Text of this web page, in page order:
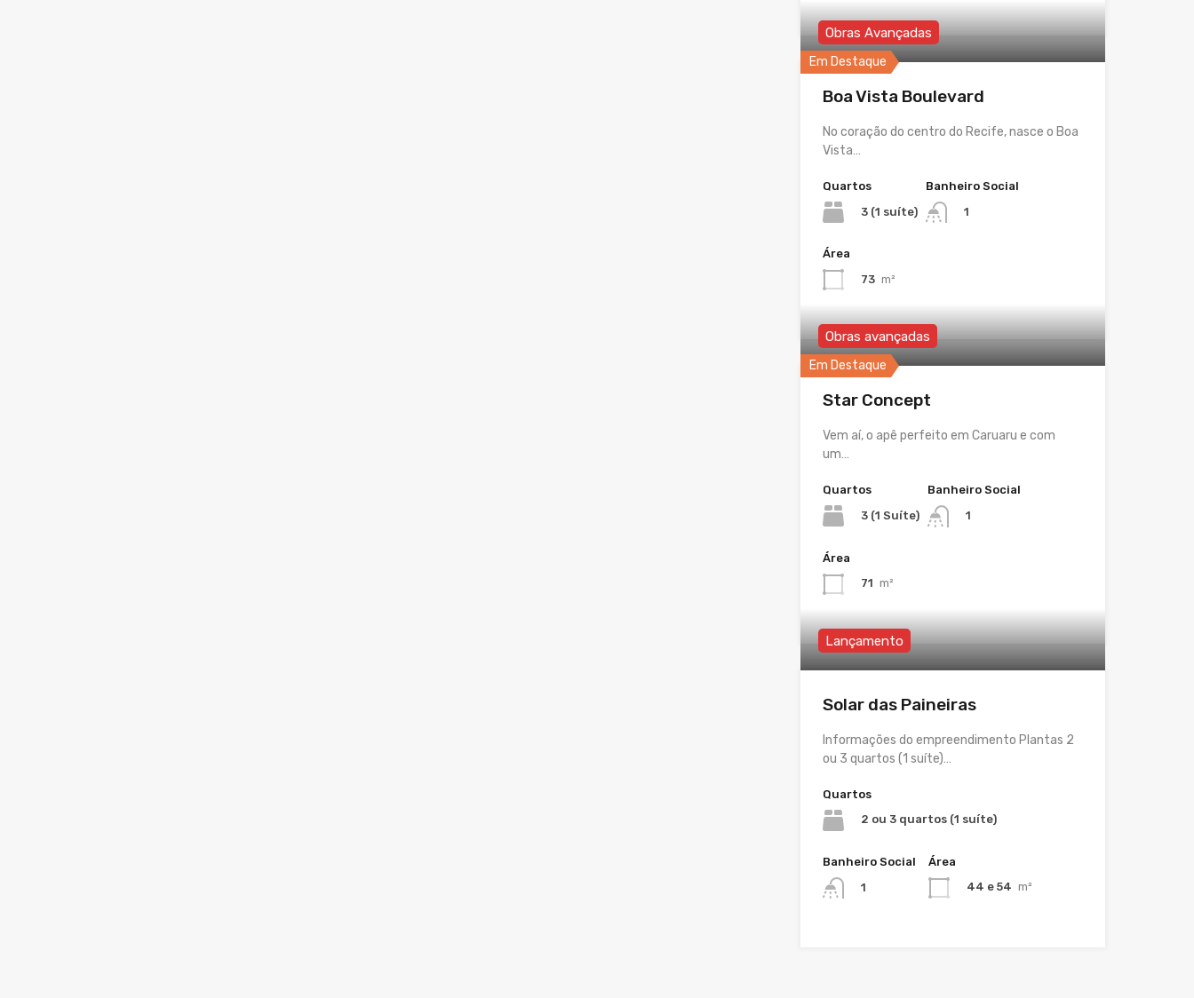
Em Destaque
Obras Avançadas
Boa Vista Boulevard
No coração do centro do Recife, nasce o Boa
Vista…
Quartos
3 (1 suíte)
Banheiro Social
1
Área
73 m²
Em Destaque
Obras avançadas
Star Concept
Vem aí, o apê perfeito em Caruaru e com
um…
Quartos
3 (1 Suíte)
Banheiro Social
1
Área
71 m²
Lançamento
Solar das Paineiras
Informações do empreendimento Plantas 2
ou 3 quartos (1 suíte)…
Quartos
2 ou 3 quartos (1 suíte)
Banheiro Social
1
Área
44 e 54 m²